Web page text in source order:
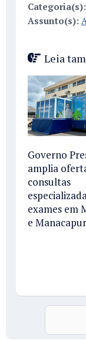
Categoria(s):
Assunto(s):
Leia
Governo
amplia
consultas
exames em
e